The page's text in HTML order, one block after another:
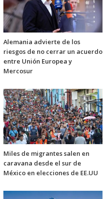
Alemania advierte de los
riesgos de no cerrar un acuerdo
entre Unión Europea y
Mercosur
Miles de migrantes salen en
caravana desde el sur de
México en elecciones de EE.UU